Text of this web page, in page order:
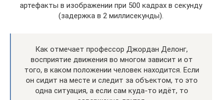
артефакты в изображении при 500 кадрах в секунду
(задержка в 2 миллисекунды).
Как отмечает профессор Джордан Делонг,
восприятие движения во многом зависит и от
того, в каком положении человек находится. Если
он сидит на месте и следит за объектом, то это
одна ситуация, а если сам куда-то идёт, то